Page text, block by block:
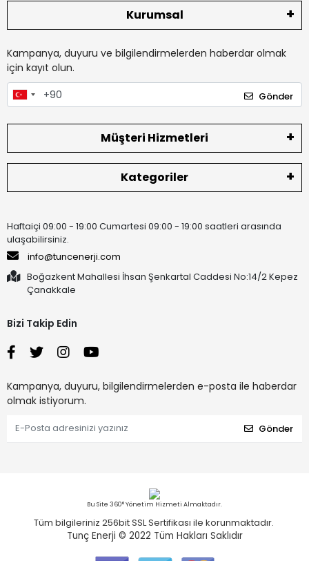
Kurumsal
Kampanya, duyuru ve bilgilendirmelerden haberdar olmak
için kayıt olun.
Gönder
Müşteri Hizmetleri
Kategoriler
Haftaiçi 09:00 - 19:00 Cumartesi 09:00 - 19:00 saatleri arasında
ulaşabilirsiniz.
info@tuncenerji.com
Boğazkent Mahallesi İhsan Şenkartal Caddesi No:14/2 Kepez
Çanakkale
Bizi Takip Edin
Kampanya, duyuru, bilgilendirmelerden e-posta ile haberdar
olmak istiyorum.
Gönder
Bu Site 360° Yönetim Hizmeti Almaktadır.
Tüm bilgileriniz 256bit SSL Sertifikası ile korunmaktadır.
Tunç Enerji © 2022 Tüm Hakları Saklıdır